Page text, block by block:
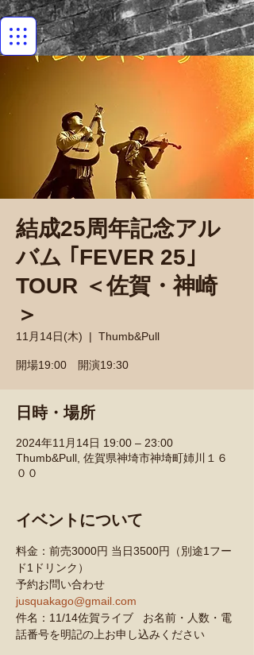
結成25周年記念アル
バム ｢FEVER 25｣
TOUR ＜佐賀・神崎
＞
11月14日(木)
  |
Thumb&Pull
開場19:00 開演19:30
日時・場所
2024年11月14日 19:00 – 23:00
Thumb&Pull, 佐賀県神埼市神埼町姉川１６
００
イベントについて
料金：前売3000円 当日3500円（別途1フー
ド1ドリンク）
予約お問い合わせ
jusquakago@gmail.com
件名：11/14佐賀ライブ   お名前・人数・電
話番号を明記の上お申し込みください